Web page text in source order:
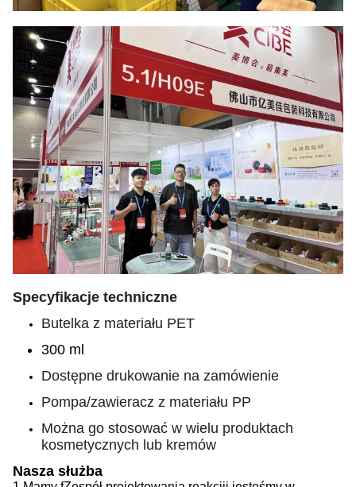
Specyfikacje techniczne
Butelka z materiału PET
300 ml
Dostępne drukowanie na zamówienie
Pompa/zawieracz z materiału PP
Można go stosować w wielu produktach
kosmetycznych lub kremów
Nasza służba